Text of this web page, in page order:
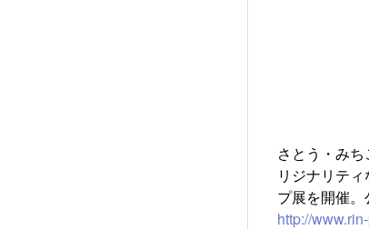
さとう・み
リジナリテ
プ展を開催。
http://